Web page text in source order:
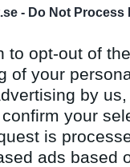
- Do Not Process
to opt-out of
of your
by
your
is
ads based
lite alkoholhaltig dryck